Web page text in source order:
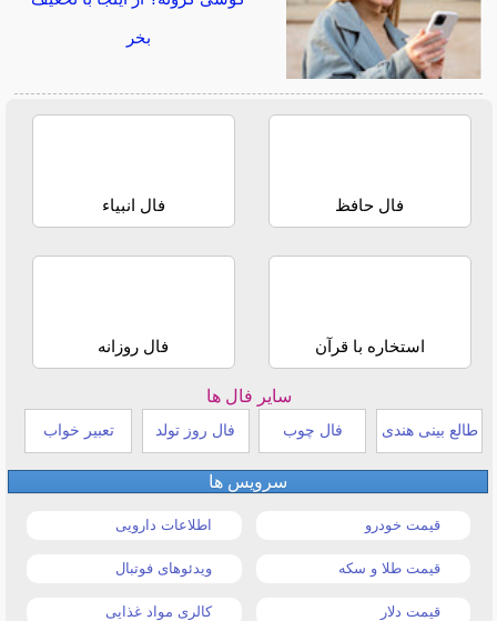
بخر
فال حافظ فال انبیاء
استخاره با قرآن فال روزانه
سایر فال ها
طالع بینی هندی فال چوب فال روز تولد تعبیر خواب
سرویس ها
قیمت خودرو اطلاعات دارویی
قیمت طلا و سکه ویدئوهای فوتبال
قیمت دلار کالری مواد غذایی